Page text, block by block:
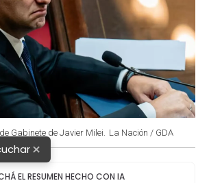
Gabinete de Javier Milei. La Nación / GDA
×
EL RESUMEN HECHO CON IA